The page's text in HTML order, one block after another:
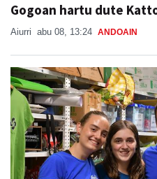
Gogoan hartu dute
Aiurri abu 08, 13:24 ANDOAIN